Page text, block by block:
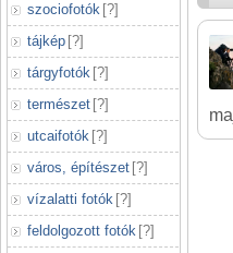
szociofotók [?]
tájkép [?]
tárgyfotók [?]
természet [?]
utcaifotók [?]
város, építészet [?]
vízalatti fotók [?]
feldolgozott fotók [?]